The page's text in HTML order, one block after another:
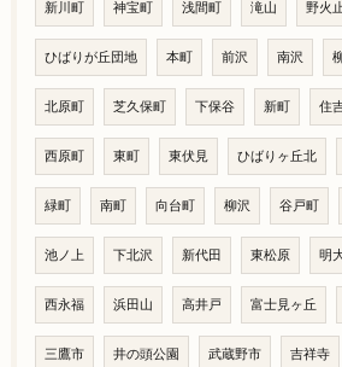
新川町 神宝町 浅間町 滝山 野火
ひばりが丘団地 本町 前沢 南沢
北原町 芝久保町 下保谷 新町 住
西原町 東町 東伏見 ひばりヶ丘北
緑町 南町 向台町 柳沢 谷戸町
池ノ上 下北沢 新代田 東松原 明
西永福 浜田山 高井戸 富士見ヶ丘
三鷹市 井の頭公園 武蔵野市 吉祥寺